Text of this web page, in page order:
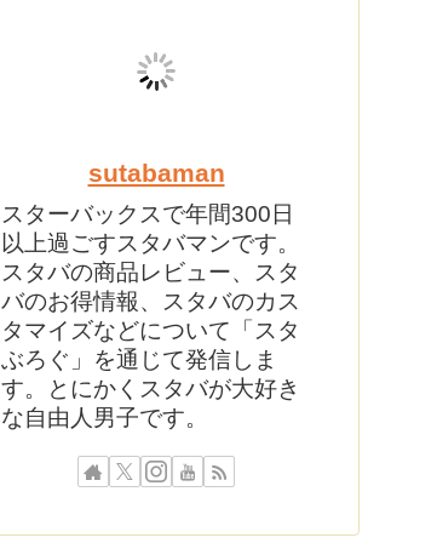
sutabaman
スターバックスで年間300日
以上過ごすスタバマンです。
スタバの商品レビュー、スタ
バのお得情報、スタバのカス
タマイズなどについて「スタ
ぶろぐ」を通じて発信しま
す。とにかくスタバが大好き
な自由人男子です。